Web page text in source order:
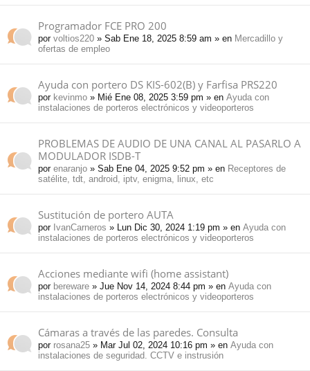
Programador FCE PRO 200
por voltios220 » Sab Ene 18, 2025 8:59 am » en Mercadillo y
ofertas de empleo
Ayuda con portero DS KIS-602(B) y Farfisa PRS220
por kevinmo » Mié Ene 08, 2025 3:59 pm » en Ayuda con
instalaciones de porteros electrónicos y videoporteros
PROBLEMAS DE AUDIO DE UNA CANAL AL PASARLO A
MODULADOR ISDB-T
por enaranjo » Sab Ene 04, 2025 9:52 pm » en Receptores de
satélite, tdt, android, iptv, enigma, linux, etc
Sustitución de portero AUTA
por IvanCarneros » Lun Dic 30, 2024 1:19 pm » en Ayuda con
instalaciones de porteros electrónicos y videoporteros
Acciones mediante wifi (home assistant)
por bereware » Jue Nov 14, 2024 8:44 pm » en Ayuda con
instalaciones de porteros electrónicos y videoporteros
Cámaras a través de las paredes. Consulta
por rosana25 » Mar Jul 02, 2024 10:16 pm » en Ayuda con
instalaciones de seguridad. CCTV e instrusión